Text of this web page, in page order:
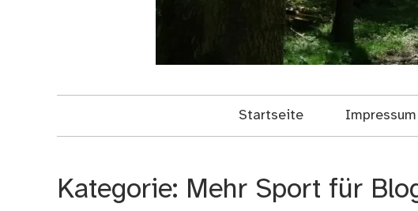
Startseite Impressum
Kategorie: Mehr Sport für